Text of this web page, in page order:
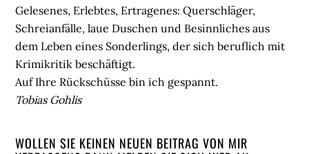
Gelesenes, Erlebtes, Ertragenes: Querschläger,
Schreianfälle, laue Duschen und Besinnliches aus
dem Leben eines Sonderlings, der sich beruflich mit
Krimikritik beschäftigt.
Auf Ihre Rückschüsse bin ich gespannt.
Tobias Gohlis
WOLLEN SIE KEINEN NEUEN BEITRAG VON MIR